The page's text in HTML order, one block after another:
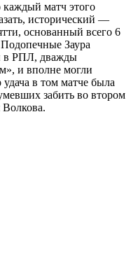
каждый матч этого
исторический —
основанный всего 6
Заура
в РПЛ, дважды
и вполне могли
в том матче была
забить во втором